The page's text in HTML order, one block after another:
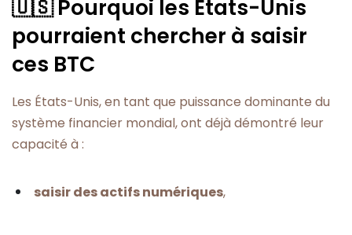
🇺🇸 Pourquoi les États-Unis
pourraient chercher à saisir
ces BTC
Les États-Unis, en tant que puissance dominante du
système financier mondial, ont déjà démontré leur
capacité à :
saisir des actifs numériques,